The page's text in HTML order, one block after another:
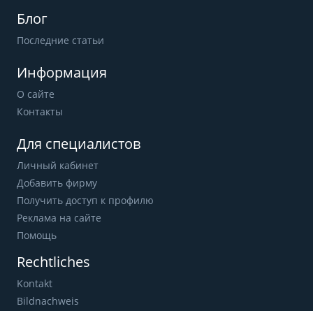
Блог
Последние статьи
Информация
О сайте
Контакты
Для специалистов
Личный кабинет
Добавить фирму
Получить доступ к профилю
Реклама на сайте
Помощь
Rechtliches
Kontakt
Bildnachweis